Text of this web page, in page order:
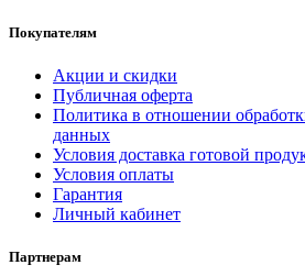
Покупателям
Акции и скидки
Публичная оферта
Политика в отношении
данных
Условия доставка готовой
Условия оплаты
Гарантия
Личный кабинет
Партнерам